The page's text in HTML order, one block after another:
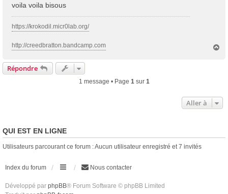
voila voila bisous
https://krokodil.micr0lab.org/
http://creedbratton.bandcamp.com
Répondre
1 message • Page 1 sur 1
Aller à
QUI EST EN LIGNE
Utilisateurs parcourant ce forum : Aucun utilisateur enregistré et 7 invités
Index du forum Nous contacter
Développé par phpBB® Forum Software © phpBB Limited